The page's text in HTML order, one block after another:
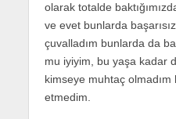
olarak totalde
ve evet bunlarda
çuvalladım bunlarda da
mu iyiyim, bu yaşa kadar
kimseye muhtaç
etmedim.